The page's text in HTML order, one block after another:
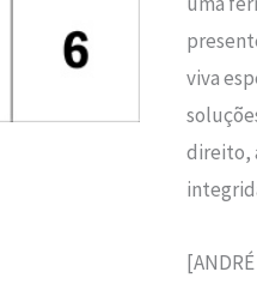
viva
direito,